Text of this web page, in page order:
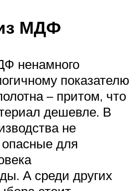
МДФ
ненамного
показателю
– притом, что
дешевле. В
не
для
А среди других